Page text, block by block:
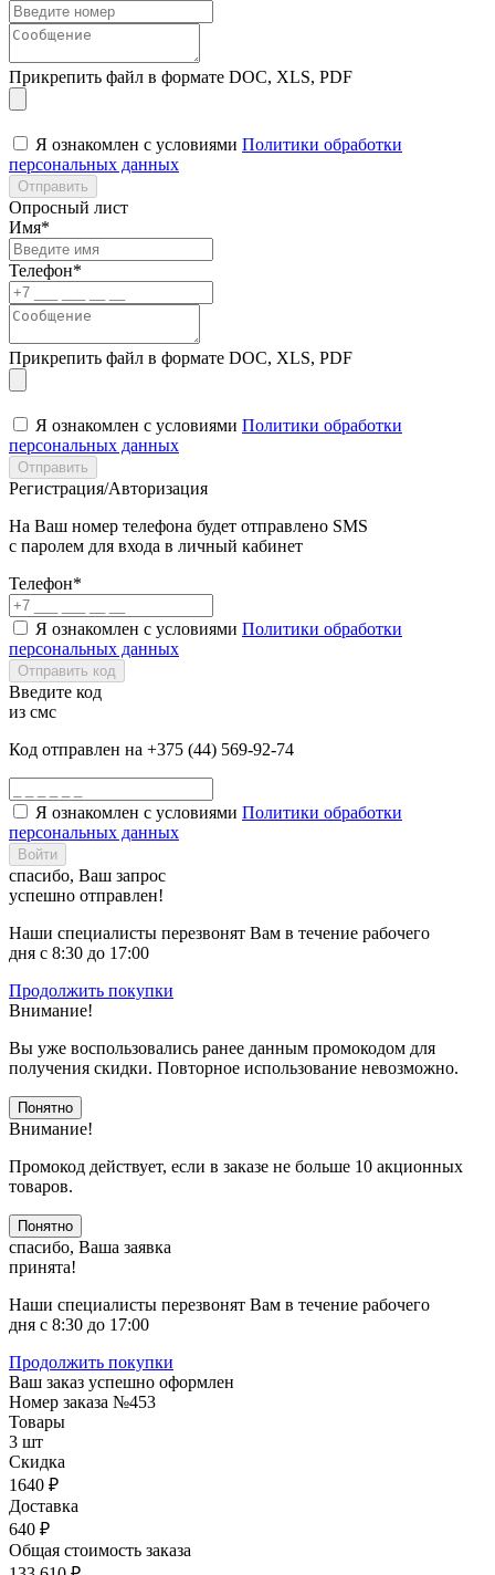
Прикрепить файл в формате DOC, XLS, PDF
Я ознакомлен с условиями Политики обработки
персональных данных
Отправить
Опросный лист
Имя*
Телефон*
Прикрепить файл в формате DOC, XLS, PDF
Я ознакомлен с условиями Политики обработки
персональных данных
Отправить
Регистрация/Авторизация
На Ваш номер телефона будет отправлено SMS
с паролем для входа в личный кабинет
Телефон*
Я ознакомлен с условиями Политики обработки
персональных данных
Отправить код
Введите код
из смс
Код отправлен на +375 (44) 569-92-74
Я ознакомлен с условиями Политики обработки
персональных данных
Войти
спасибо, Ваш запрос
успешно отправлен!
Наши специалисты перезвонят Вам в течение рабочего
дня с 8:30 до 17:00
Продолжить покупки
Внимание!
Вы уже воспользовались ранее данным промокодом для
получения скидки. Повторное использование невозможно.
Понятно
Внимание!
Промокод действует, если в заказе не больше 10 акционных
товаров.
Понятно
спасибо, Ваша заявка
принята!
Наши специалисты перезвонят Вам в течение рабочего
дня с 8:30 до 17:00
Продолжить покупки
Ваш заказ успешно оформлен
Номер заказа №453
Товары
3 шт
Скидка
1640 ₽
Доставка
640 ₽
Общая стоимость заказа